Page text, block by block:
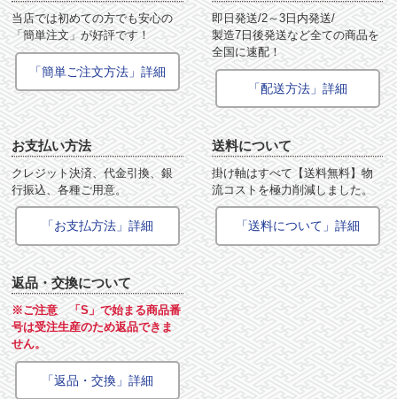
当店では初めての方でも安心の
「簡単注文」が好評です！
「簡単ご注文方法」詳細
即日発送/2～3日内発送/
製造7日後発送など全ての商品を
全国に速配！
「配送方法」詳細
お支払い方法
クレジット決済、代金引換、銀
行振込、各種ご用意。
「お支払方法」詳細
送料について
掛け軸はすべて【送料無料】物
流コストを極力削減しました。
「送料について」詳細
返品・交換について
※ご注意 「S」で始まる商品番
号は受注生産のため返品できま
せん。
「返品・交換」詳細